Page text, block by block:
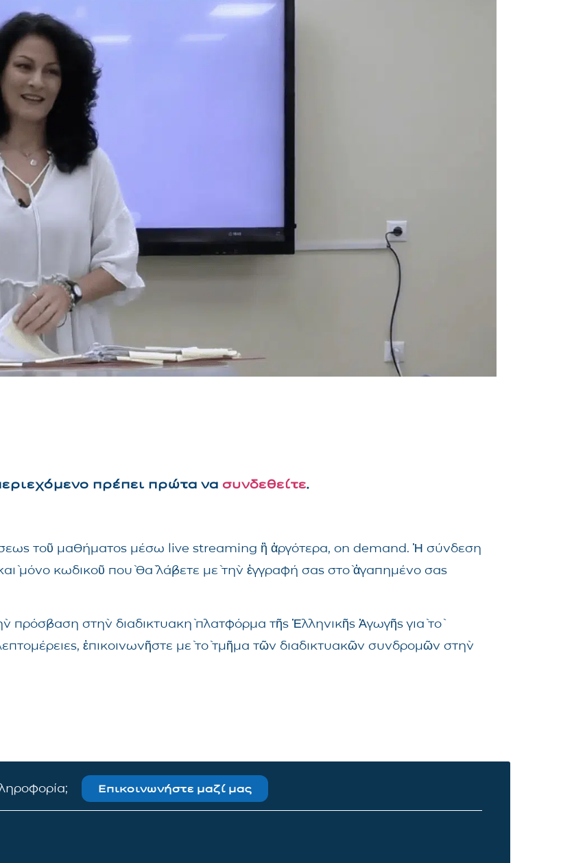
πρέπει πρώτα να συνδεθείτε.
τοῦ μαθήματος μέσω live streaming ἢ ἀργότερα, on demand. Ἡ σύνδεση
μόνο κωδικοῦ ποὺ θὰ λάβετε μὲ τὴν ἐγγραφή σας στὸ ἀγαπημένο σας
πρόσβαση στὴν διαδικτυακὴ πλατφόρμα τῆς Ἑλληνικῆς Ἀγωγῆς γιὰ τὸ
ἐπικοινωνῆστε μὲ τὸ τμῆμα τῶν διαδικτυακῶν συνδρομῶν στὴν
Επικοινωνήστε μαζί μας